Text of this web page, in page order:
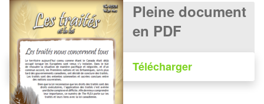
Pleine document
en PDF
Télécharger